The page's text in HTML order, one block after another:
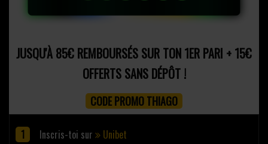
JUSQU'À 85€ REMBOURSÉS SUR TON 1ER PARI + 15€
OFFERTS SANS DÉPÔT !
CODE PROMO THIAGO
Inscris-toi sur
Unibet